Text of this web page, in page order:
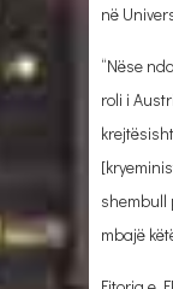
në
“Nëse
roli i
shembull
mbajë